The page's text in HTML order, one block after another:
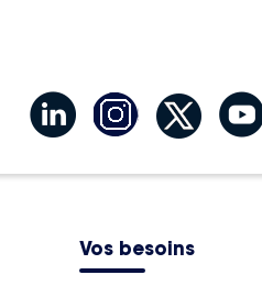
Vos besoins